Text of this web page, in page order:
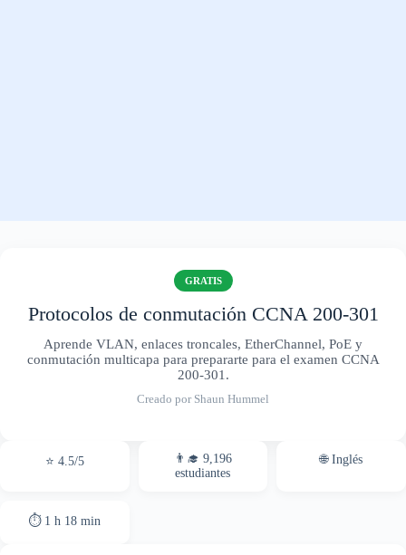
GRATIS
Protocolos de conmutación CCNA 200-301
Aprende VLAN, enlaces troncales, EtherChannel, PoE y
conmutación multicapa para prepararte para el examen CCNA
200-301.
Creado por Shaun Hummel
⭐ 4.5/5
👨‍🎓 9,196
estudiantes
🌐 Inglés
⏱ 1 h 18 min